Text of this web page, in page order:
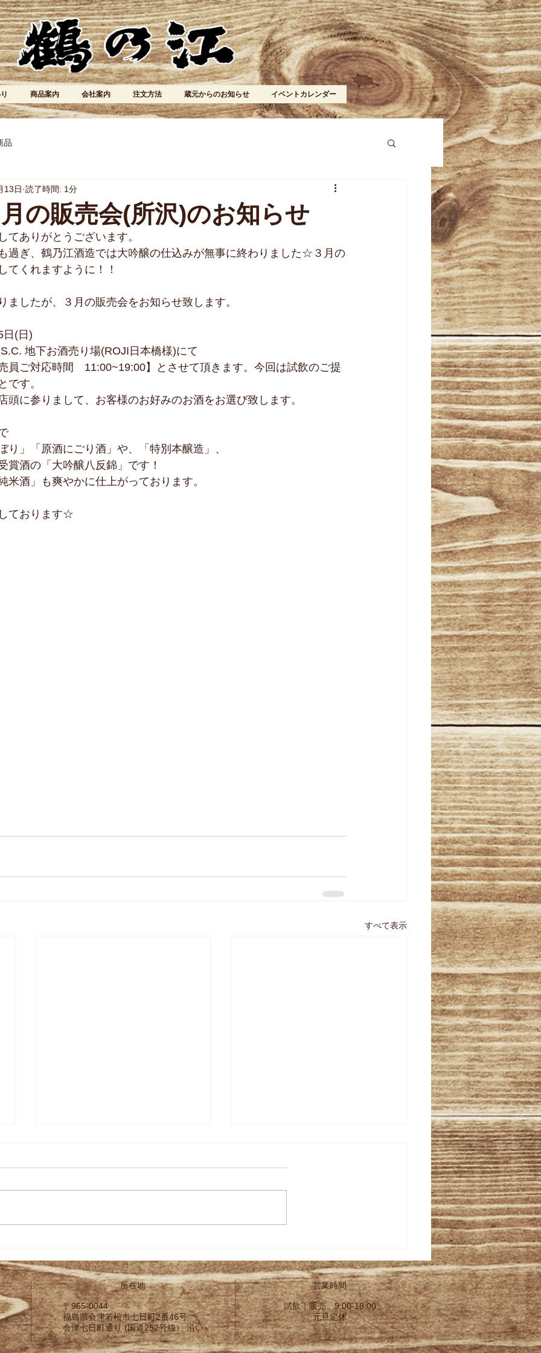
商品案内 会社案内 注文方法 蔵元からのお知らせ イベントカレンダー
品
の販売会(所沢)のお知らせ
13日 読了時間: 1分
てありがとうございます。
過ぎ、鶴乃江酒造では大吟醸の仕込みが無事に終わりました☆３月の
てくれますように！！
ましたが、３月の販売会をお知らせ致します。
日(日)
地下お酒売り場(ROJI日本橋様)にて
員ご対応時間　11:00~19:00】とさせて頂きます。今回は試飲のご提
です。
頭に参りまして、お客様のお好みのお酒をお選び致します。
り」「原酒にごり酒」や、「特別本醸造」、
賞酒の「大吟醸八反錦」です！
米酒」も爽やかに仕上がっております。
ております☆
すべて表示
賞受賞酒」発売いたします！
結果
所在地
〒965-0044
福島県会津若松市七日町2番46号
会津七日町通り (国道252号線） 沿い
営業時間
試飲｜販売 9:00-18:00
元旦定休